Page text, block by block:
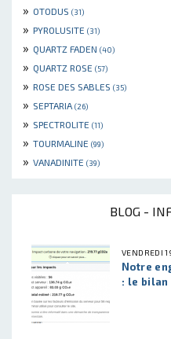
» OTODUS (31)
» PYROLUSITE (31)
» QUARTZ FADEN (40)
» QUARTZ ROSE (57)
» ROSE DES SABLES (35)
» SEPTARIA (26)
» SPECTROLITE (11)
» TOURMALINE (99)
» VANADINITE (39)
BLOG -
VENDREDI
Notre
: le bilan